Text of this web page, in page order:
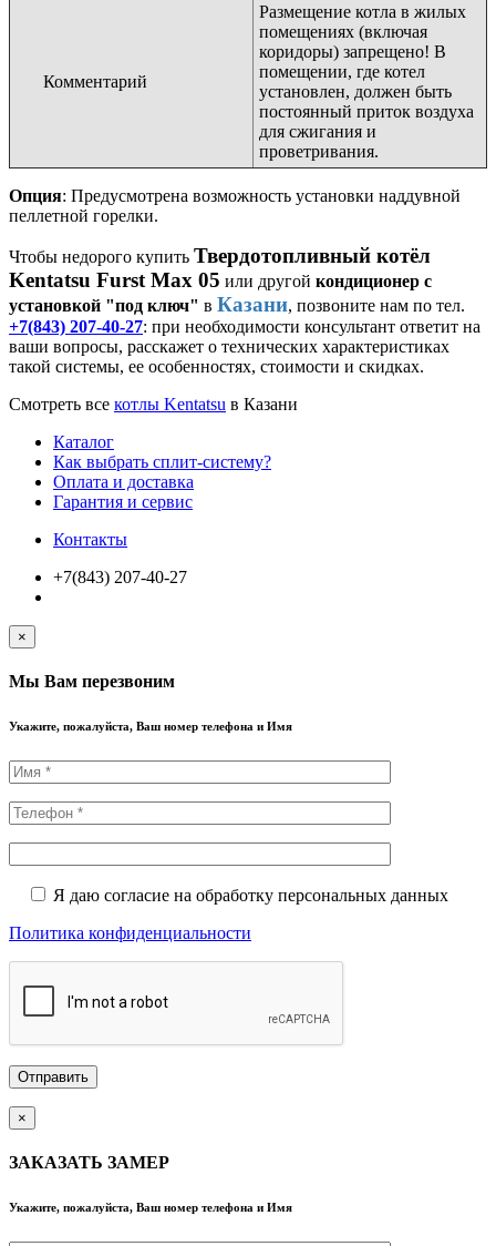
Комментарий
Размещение котла в жилых
помещениях (включая
коридоры) запрещено! В
помещении, где котел
установлен, должен быть
постоянный приток воздуха
для сжигания и
проветривания.
Опция: Предусмотрена возможность установки наддувной
пеллетной горелки.
Чтобы недорого купить Твердотопливный котёл
Kentatsu Furst Max 05 или другой кондиционер с
установкой "под ключ" в Казани, позвоните нам по тел.
+7(843) 207-40-27: при необходимости консультант ответит на
ваши вопросы, расскажет о технических характеристиках
такой системы, ее особенностях, стоимости и скидках.
Смотреть все котлы Kentatsu в Казани
Каталог
Как выбрать сплит-систему?
Оплата и доставка
Гарантия и сервис
Контакты
+7(843) 207-40-27
×
Мы Вам перезвоним
Укажите, пожалуйста, Ваш номер телефона и Имя
Я даю согласие на обработку персональных данных
Политика конфиденциальности
×
ЗАКАЗАТЬ ЗАМЕР
Укажите, пожалуйста, Ваш номер телефона и Имя